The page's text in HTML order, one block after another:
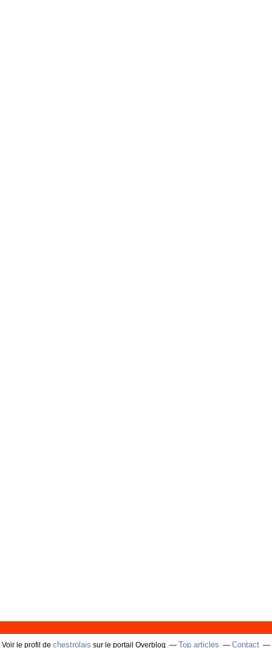
Voir le profil de chestrolais sur le portail Overblog Top articles Contact